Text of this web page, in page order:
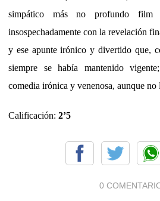
simpático más no profundo film
insospechadamente con la revelación
y ese apunte irónico y divertido que,
siempre se había mantenido
comedia irónica y venenosa, aunque no
Calificación: 2’5
0